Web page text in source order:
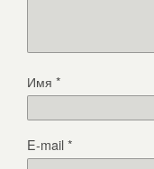
Имя *
E-mail*